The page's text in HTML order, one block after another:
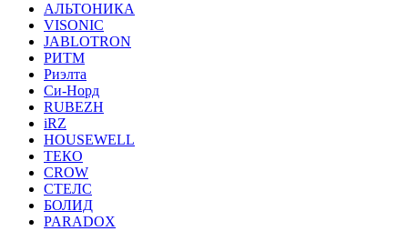
АЛЬТОНИКА
VISONIC
JABLOTRON
РИТМ
Риэлта
Си-Норд
RUBEZH
iRZ
HOUSEWELL
ТЕКО
CROW
СТЕЛС
БОЛИД
PARADOX